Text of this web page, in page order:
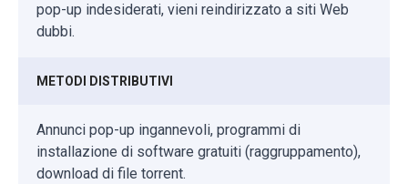
pop-up indesiderati, vieni reindirizzato a siti Web
dubbi.
METODI DISTRIBUTIVI
Annunci pop-up ingannevoli, programmi di
installazione di software gratuiti (raggruppamento),
download di file torrent.